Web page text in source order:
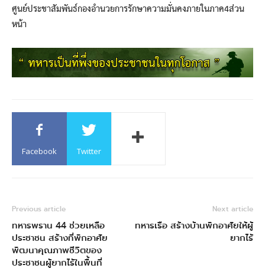
ศูนย์ประชาสัมพันธ์กองอำนวยการรักษาความมั่นคงภายในภาค4ส่วน
หน้า
Facebook Twitter
Previous article
ทหารพราน 44 ช่วยเหลือ
ประชาชน สร้างที่พักอาศัย
พัฒนาคุณภาพชีวิตของ
ประชาชนผู้ยากไร้ในพื้นที่
Next article
ทหารเรือ สร้างบ้านพักอาศัยให้ผู้
ยากไร้